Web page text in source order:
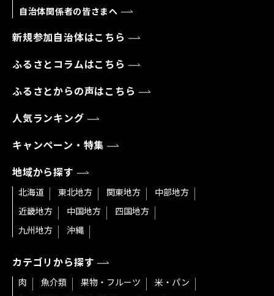
自治体関係者の皆さまへ
新規参加自治体はこちら
ふるさとコラムはこちら
ふるさとからの声はこちら
人気ランキング
キャンペーン・特集
地域から探す
北海道 東北地方 関東地方
中部地方
近畿地方
中国地方
四国地方
九州地方
沖縄
カテゴリから探す
肉 魚介類 果物・フルーツ
米・パン